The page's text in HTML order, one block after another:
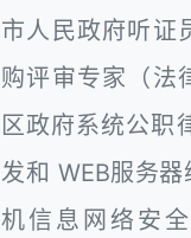
市人民政府听证
购评审专家（法
区政府系统公职
发和 WEB服务
机信息网络安